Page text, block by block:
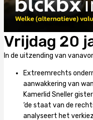
Vrijdag 20
In de uitzending van
Extreemrechts
aanwakkering van
Kamerlid Sneller
‘de staat van de
analyseert het